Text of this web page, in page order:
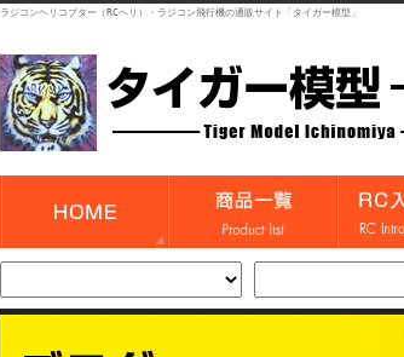
ラジコンヘリコプター（RCヘリ）・ラジコン飛行機の通販サイト「タイガー模型」